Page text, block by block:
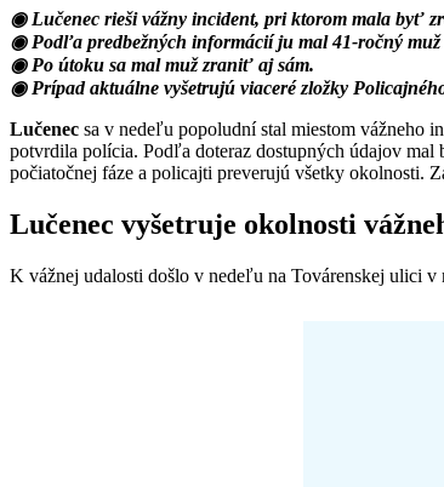
◉ Lučenec rieši vážny incident, pri ktorom mala byť
◉ Podľa predbežných informácií ju mal 41-ročný
◉ Po útoku sa mal muž zraniť aj sám.
◉ Prípad aktuálne vyšetrujú viaceré zložky
Lučenec sa v nedeľu popoludní stal miestom vážneho
potvrdila polícia. Podľa doteraz dostupných údajov
počiatočnej fáze a policajti preverujú všetky okolnosti.
Lučenec vyšetruje okolnosti
K vážnej udalosti došlo v nedeľu na Továrenskej ulici v